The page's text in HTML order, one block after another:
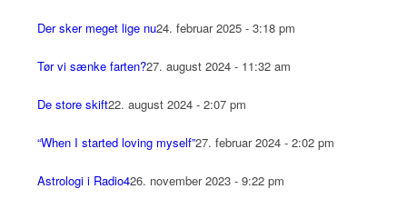
Der sker meget lige nu24. februar 2025 - 3:18 pm
Tør vi sænke farten?27. august 2024 - 11:32 am
De store skift22. august 2024 - 2:07 pm
“When I started loving myself”27. februar 2024 - 2:02 pm
Astrologi i Radio426. november 2023 - 9:22 pm